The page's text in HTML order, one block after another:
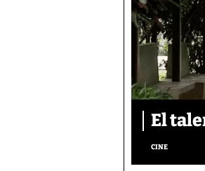
El
CINE